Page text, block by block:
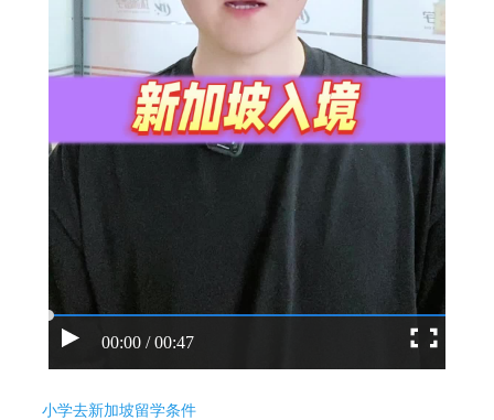
00:00 / 00:47
小学去新加坡留学条件